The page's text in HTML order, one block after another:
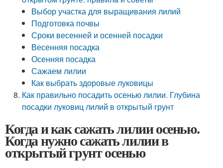
Выбор участка для выращивания лилий
Подготовка почвы
Сроки весенней и осенней посадки
Весенняя посадка
Осенняя посадка
Сажаем лилии
Как выбрать здоровые луковицы
Как правильно посадить осенью лилии. Глубина
посадки луковиц лилий в открытый грунт
Когда и как сажать лилии осенью.
Когда нужно сажать лилии в
открытый грунт осенью